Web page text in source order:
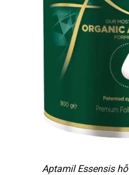
Aptamil Essensis